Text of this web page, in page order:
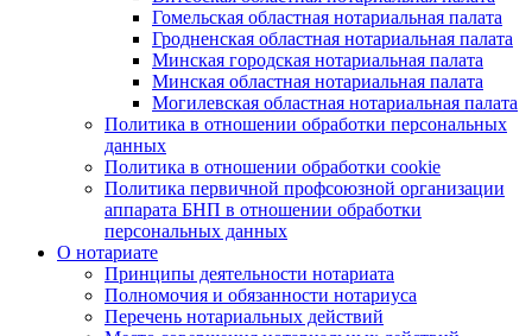
Гомельская областная нотариальная палата
Гродненская областная нотариальная палата
Минская городская нотариальная палата
Минская областная нотариальная палата
Могилевская областная нотариальная палата
Политика в отношении обработки персональных
данных
Политика в отношении обработки cookie
Политика первичной профсоюзной организации
аппарата БНП в отношении обработки
персональных данных
О нотариате
Принципы деятельности нотариата
Полномочия и обязанности нотариуса
Перечень нотариальных действий